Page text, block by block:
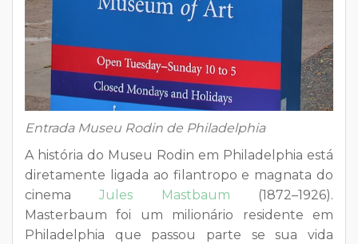
Entrada Museu Rodin de Philadelphia
A história do Museu Rodin em Philadelphia está
diretamente ligada ao filantropo e magnata do
cinemaJules Mastbaum
(1872–1926).
Masterbaum foi um milionário residente em
Philadelphia que passou parte se sua vida